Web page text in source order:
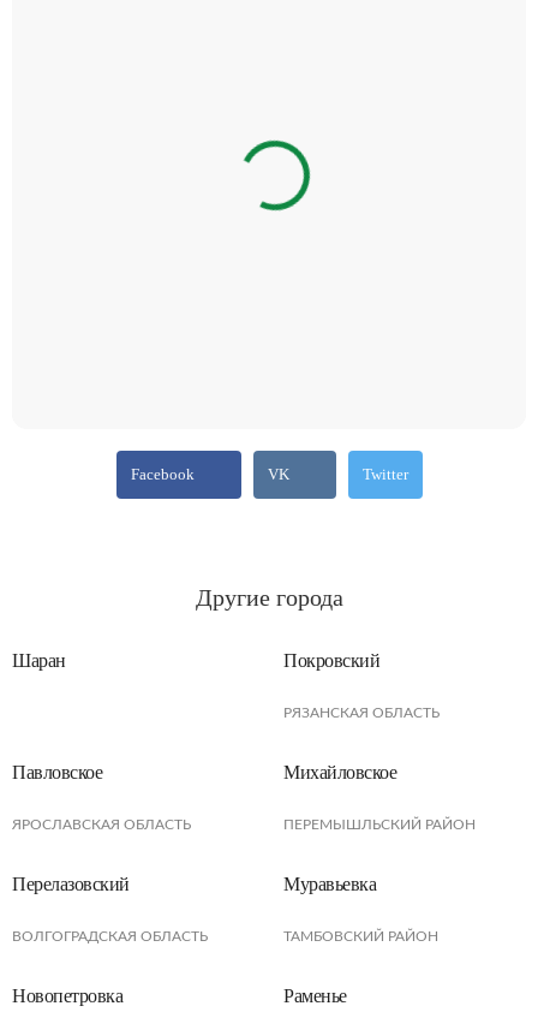
Facebook VK Twitter
Другие города
Шаран Покровский
РЯЗАНСКАЯ ОБЛАСТЬ
Павловское
ЯРОСЛАВСКАЯ ОБЛАСТЬ
Михайловское
ПЕРЕМЫШЛЬСКИЙ РАЙОН
Перелазовский
ВОЛГОГРАДСКАЯ ОБЛАСТЬ
Муравьевка
ТАМБОВСКИЙ РАЙОН
Новопетровка Раменье